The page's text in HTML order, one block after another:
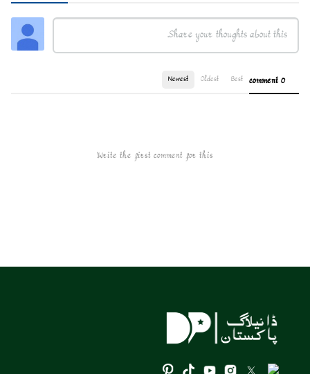
0 comment
Best
Oldest
Newest
Write the first comment for this!